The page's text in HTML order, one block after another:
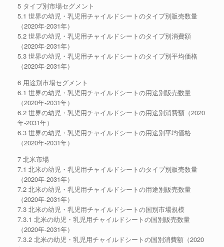
5 タイプ別市場セグメント
5.1 世界の幼児・乳児用チャイルドシートのタイプ別販売数量
（2020年-2031年）
5.2 世界の幼児・乳児用チャイルドシートのタイプ別消費額
（2020年-2031年）
5.3 世界の幼児・乳児用チャイルドシートのタイプ別平均価格
（2020年-2031年）
6 用途別市場セグメント
6.1 世界の幼児・乳児用チャイルドシートの用途別販売数量
（2020年-2031年）
6.2 世界の幼児・乳児用チャイルドシートの用途別消費額（2020
年-2031年）
6.3 世界の幼児・乳児用チャイルドシートの用途別平均価格
（2020年-2031年）
7 北米市場
7.1 北米の幼児・乳児用チャイルドシートのタイプ別販売数量
（2020年-2031年）
7.2 北米の幼児・乳児用チャイルドシートの用途別販売数量
（2020年-2031年）
7.3 北米の幼児・乳児用チャイルドシートの国別市場規模
7.3.1 北米の幼児・乳児用チャイルドシートの国別販売数量
（2020年-2031年）
7.3.2 北米の幼児・乳児用チャイルドシートの国別消費額（2020